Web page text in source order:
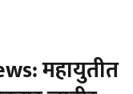
महायुतीत